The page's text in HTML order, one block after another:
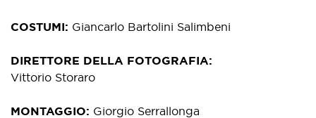
COSTUMI Giancarlo Bartolini Salimbeni
DIRETTORE DELLA FOTOGRAFIA
Vittorio Storaro
MONTAGGIO Giorgio Serrallonga